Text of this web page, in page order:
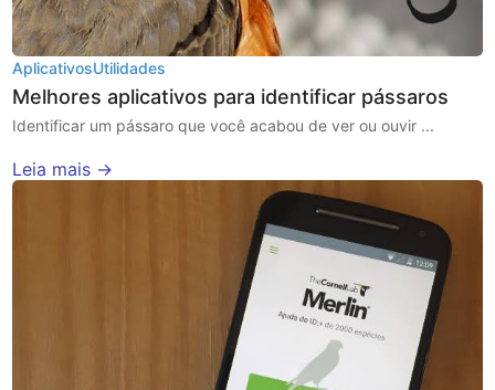
AplicativosUtilidades
Melhores aplicativos para identificar pássaros
Identificar um pássaro que você acabou de ver ou ouvir ...
Leia mais →